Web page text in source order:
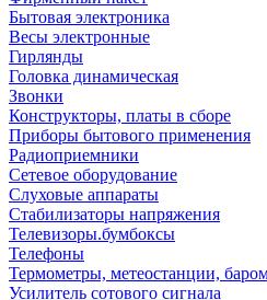
Бытовая электроника
Весы электронные
Гирлянды
Головка динамическая
Звонки
Конструкторы, платы в сборе
Приборы бытового применения
Радиоприемники
Сетевое оборудование
Слуховые аппараты
Стабилизаторы напряжения
Телевизоры.бумбоксы
Телефоны
Термометры, метеостанции,
Усилитель сотового сигнала